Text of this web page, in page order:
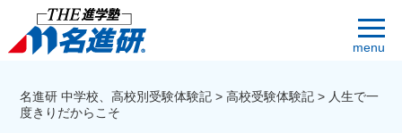
menu
名進研 中学校、高校別受験体験記 >高校受験体験記 > 人生で一
度きりだからこそ